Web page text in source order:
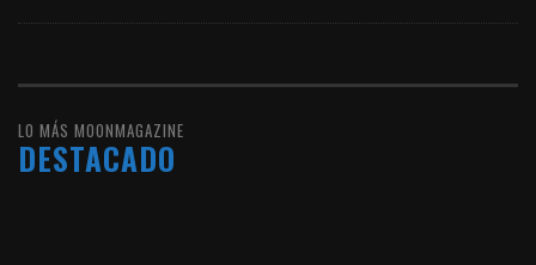
LO MÁS MOONMAGAZINE
DESTACADO